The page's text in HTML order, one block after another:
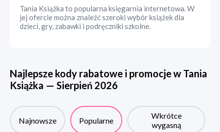
Tania Książka to popularna księgarnia internetowa. W
jej ofercie można znaleźć szeroki wybór książek dla
dzieci, gry, zabawki i podręczniki szkolne.
Najlepsze kody rabatowe i promocje w Tania
Książka — Sierpień 2026
Najnowsze Popularne
Wkrótce
wygasną